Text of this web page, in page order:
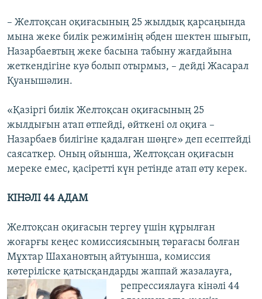
– Желтоқсан оқиғасының 25 жылдық қарсаңында
мына жеке билік режимінің әбден шектен шығып,
Назарбаевтың жеке басына табыну жағдайына
жеткендігіне куә болып отырмыз, – дейді Жасарал
Қуанышәлин.
«Қазіргі билік Желтоқсан оқиғасының 25
жылдығын атап өтпейді, өйткені ол оқиға –
Назарбаев билігіне қадалған шөңге» деп есептейді
саясаткер. Оның ойынша, Желтоқсан оқиғасын
мереке емес, қасіретті күн ретінде атап өту керек.
КІНӘЛІ 44 АДАМ
Желтоқсан оқиғасын тергеу үшін құрылған
жоғарғы кеңес комиссиясының төрағасы болған
Мұхтар Шахановтың айтуынша, комиссия
көтеріліске қатысқандарды жаппай жазалауға,
репрессиялауға кінәлі 44